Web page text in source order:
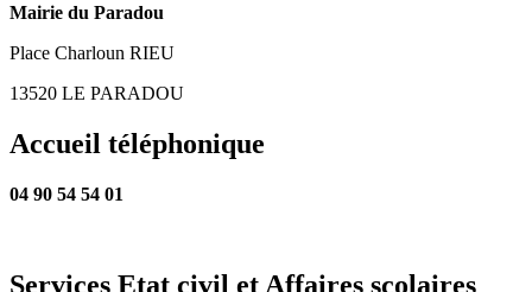
Mairie du Paradou
Place Charloun RIEU
13520 LE PARADOU
Accueil téléphonique
04 90 54 54 01
Services Etat civil et Affaires scolaires